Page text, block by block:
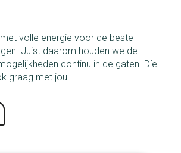
volle energie voor de beste
Juist daarom houden we de
continu in de gaten. Díe
graag met jou.